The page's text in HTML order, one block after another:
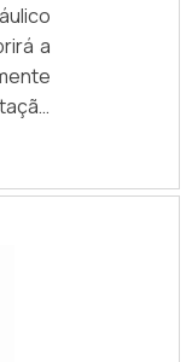
a
e
do
a